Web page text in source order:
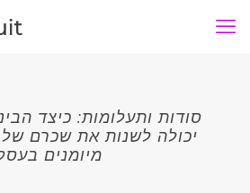
סודות ותעלומות: כיצד
יכולה לשנות את שכרם של
מיומנים